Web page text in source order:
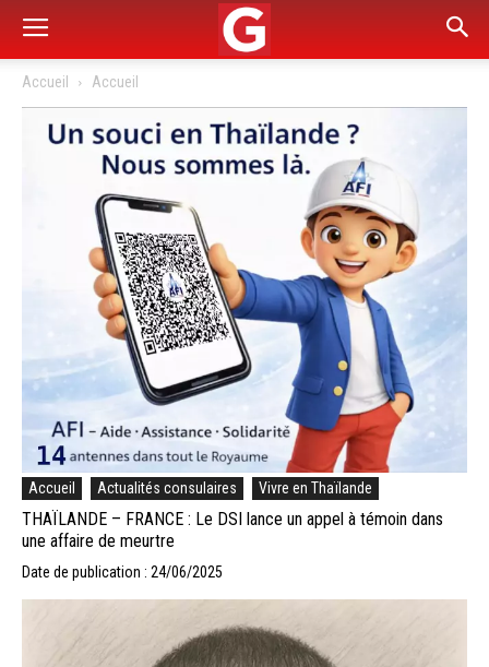
Accueil Accueil
Accueil Actualités consulaires Vivre en Thaïlande
THAÏLANDE – FRANCE : Le DSI lance un appel à témoin dans
une affaire de meurtre
Date de publication : 24/06/2025